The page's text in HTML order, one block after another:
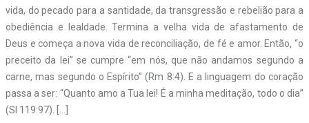
vida, do pecado para a santidade, da transgressão e rebelião para a
obediência e lealdade. Termina a velha vida de afastamento de
Deus e começa a nova vida de reconciliação, de fé e amor. Então, “o
preceito da lei” se cumpre “em nós, que não andamos segundo a
carne, mas segundo o Espírito” (Rm 8:4). E a linguagem do coração
passa a ser: “Quanto amo a Tua lei! É a minha meditação, todo o dia”
(Sl 119:97). […]